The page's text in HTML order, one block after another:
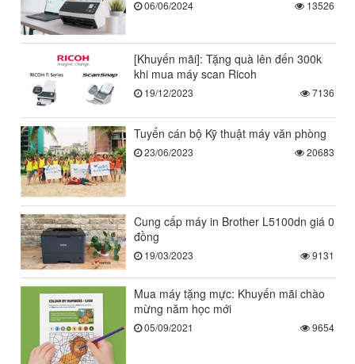
06/06/2024 13526
[Khuyến mãi]: Tặng quà lên đến 300k
khi mua máy scan Ricoh
19/12/2023 7136
Tuyển cán bộ Kỹ thuật máy văn phòng
23/06/2023 20683
Cung cấp máy in Brother L5100dn giá 0
đồng
19/03/2023 9131
Mua máy tặng mực: Khuyến mãi chào
mừng năm học mới
05/09/2021 9654